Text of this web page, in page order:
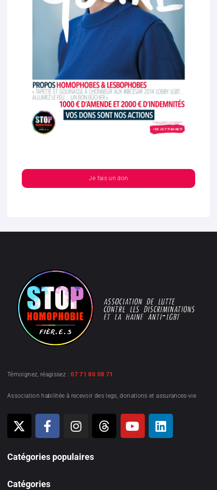
Je fais un don
Témoignez, réagissez :07 71 80 08 71
Association habilitée à recevoir des legs, donations et assurances-vie
Catégories populaires
Catégories